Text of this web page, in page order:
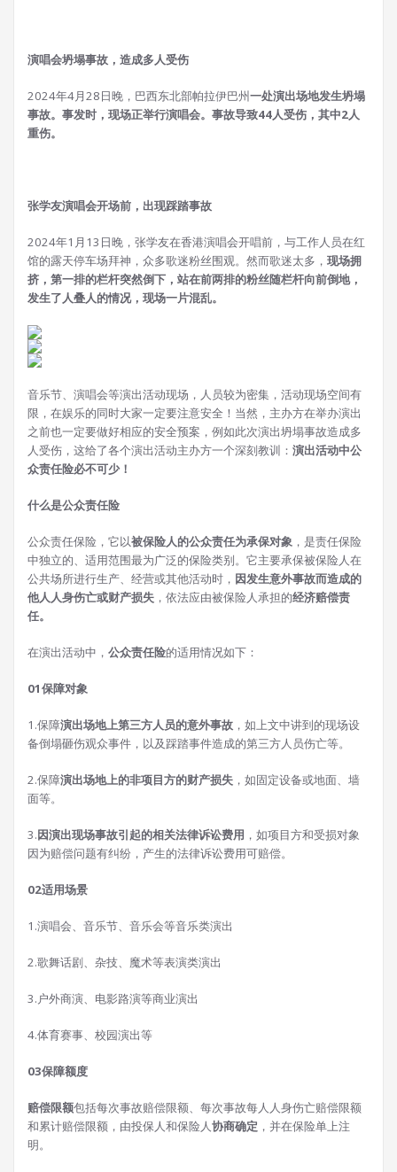
演唱会坍塌事故，造成多人受伤
2024年4月28日晚，巴西东北部帕拉伊巴州一处演出场地发生坍塌
事故。事发时，现场正举行演唱会。事故导致44人受伤，其中2人
重伤。
张学友演唱会开场前，出现踩踏事故
2024年1月13日晚，张学友在香港演唱会开唱前，与工作人员在红
馆的露天停车场拜神，众多歌迷粉丝围观。然而歌迷太多， 现场拥
挤，第一排的栏杆突然倒下，站在前两排的粉丝随栏杆向前倒地，
发生了人叠人的情况，现场一片混乱。
音乐节、演唱会等演出活动现场，人员较为密集，活动现场空间有
限，在娱乐的同时大家一定要注意安全！当然，主办方在举办演出
之前也一定要做好相应的安全预案，例如此次演出坍塌事故造成多
人受伤，这给了各个演出活动主办方一个深刻教训： 演出活动中公
众责任险必不可少！
什么是公众责任险
公众责任保险，它以被保险人的公众责任为承保对象 ，是责任保险
中独立的、适用范围最为广泛的保险类别。它主要承保被保险人在
公共场所进行生产、经营或其他活动时， 因发生意外事故而造成的
他人人身伤亡或财产损失 ，依法应由被保险人承担的经济赔偿责
任。
在演出活动中， 公众责任险的适用情况如下：
01保障对象
1.保障演出场地上第三方人员的意外事故 ，如上文中讲到的现场设
备倒塌砸伤观众事件，以及踩踏事件造成的第三方人员伤亡等。
2.保障演出场地上的非项目方的财产损失 ，如固定设备或地面、墙
面等。
3.因演出现场事故引起的相关法律诉讼费用 ，如项目方和受损对象
因为赔偿问题有纠纷，产生的法律诉讼费用可赔偿。
02适用场景
1.演唱会、音乐节、音乐会等音乐类演出
2.歌舞话剧、杂技、魔术等表演类演出
3.户外商演、电影路演等商业演出
4.体育赛事、校园演出等
03保障额度
赔偿限额包括每次事故赔偿限额、每次事故每人人身伤亡赔偿限额
和累计赔偿限额，由投保人和保险人协商确定 ，并在保险单上注
明。